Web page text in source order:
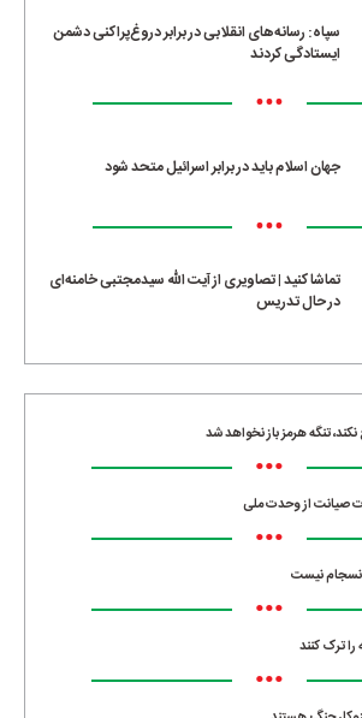
سپاه: رسانه‌های انقلابی در برابر دروغ‌پراکنی دشمن
ایستادگی کردند
•••
جهان اسلام باید در برابر اسرائیل متحد شود
•••
تماشا کنید | تصاویری از آیت الله سیدمجتبی خامنه‌ای
در حال تدریس
تنگه هرمز باز نخواهد شد
•••
صیانت از وحدت ملی
•••
نیست
•••
ترک کنند
•••